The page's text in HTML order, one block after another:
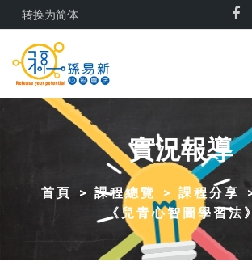
转换为简体
實況報導
首頁 課程總覽 課程分享
《兒青心智圖學習法》